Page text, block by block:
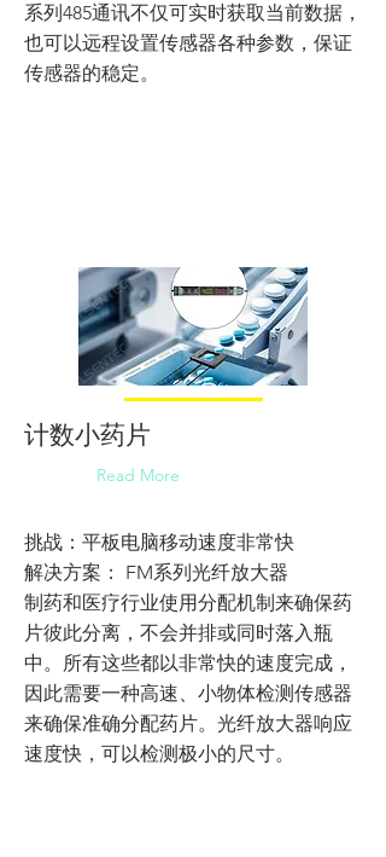
系列485通讯不仅可实时获取当前数据，
也可以远程设置传感器各种参数，保证
传感器的稳定。
计数小药片
Read More
挑战：平板电脑移动速度非常快
解决方案： FM系列光纤放大器
制药和医疗行业使用分配机制来确保药
片彼此分离，不会并排或同时落入瓶
中。所有这些都以非常快的速度完成，
因此需要一种高速、小物体检测传感器
来确保准确分配药片。光纤放大器响应
速度快，可以检测极小的尺寸。